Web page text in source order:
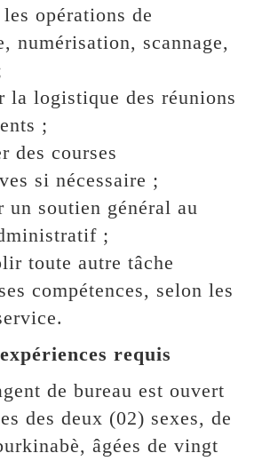
les opérations de
numérisation, scannage,
la logistique des réunions
;
des courses
si nécessaire ;
un soutien général au
;
toute autre tâche
compétences, selon les
requis
de bureau est ouvert
des deux (02) sexes, de
âgées de vingt